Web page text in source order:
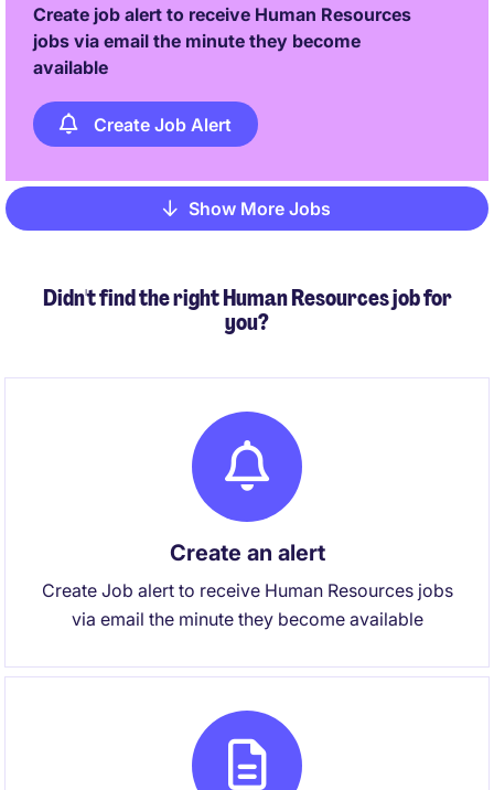
Create job alert to receive Human Resources
jobs via email the minute they become
available
Create Job Alert
Pagination
Show More Jobs
Didn't find the right Human Resources job for
you?
Create an alert
Create Job alert to receive Human Resources jobs
via email the minute they become available